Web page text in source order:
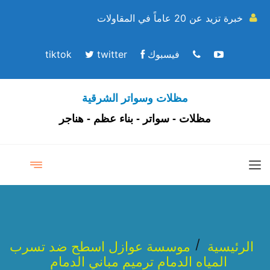
خبرة تزيد عن 20 عاماً في المقاولات
فيسبوك twitter
tiktok
مظلات وسواتر الشرقية
مظلات - سواتر - بناء عظم - هناجر
الرئيسية
موسسة عوازل اسطح ضد تسرب
المياه الدمام ترميم مباني الدمام